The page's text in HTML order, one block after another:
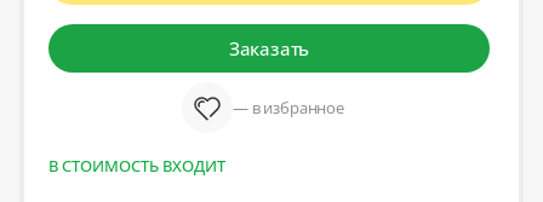
Заказать
— в избранное
В СТОИМОСТЬ ВХОДИТ